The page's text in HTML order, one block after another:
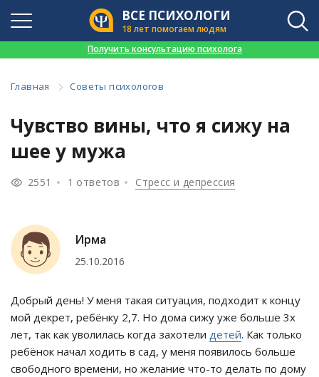
ВСЕ ПСИХОЛОГИ
18 лет помогаем людям
Получить консультацию психолога
Главная Советы психологов
Чувство вины, что я сижу на
шее у мужа
2551 1 ответов Стресс и депрессия
Ирма
25.10.2016
Добрый день! У меня такая ситуация, подходит к концу
мой декрет, ребёнку 2,7. Но дома сижу уже больше 3х
лет, так как уволилась когда захотели детей. Как только
ребёнок начал ходить в сад, у меня появилось больше
свободного времени, но желание что-то делать по дому